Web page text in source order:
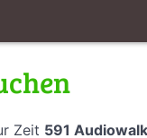
Zeit 591